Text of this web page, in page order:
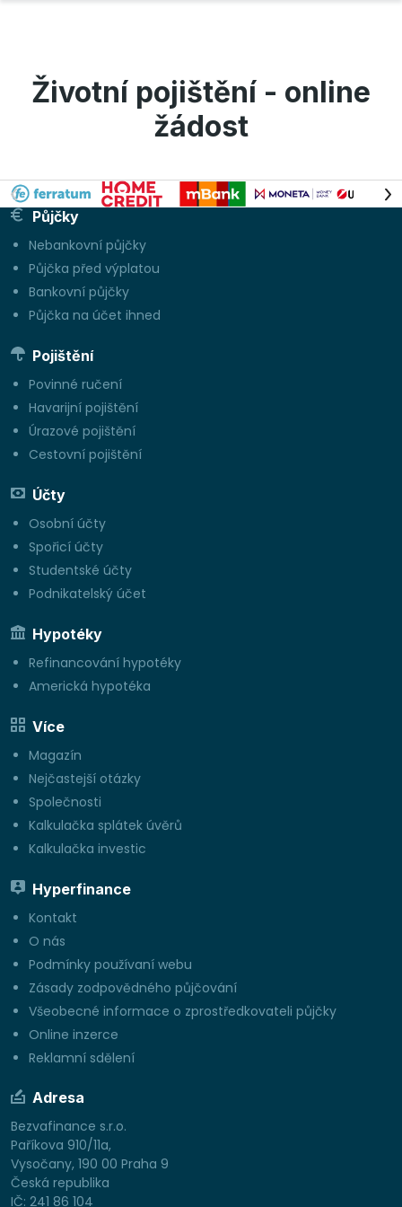
Životní pojištění - online
žádost
Půjčky
Nebankovní půjčky
Půjčka před výplatou
Bankovní půjčky
Půjčka na účet ihned
Pojištění
Povinné ručení
Havarijní pojištění
Úrazové pojištění
Cestovní pojištění
Účty
Osobní účty
Spořicí účty
Studentské účty
Podnikatelský účet
Hypotéky
Refinancování hypotéky
Americká hypotéka
Více
Magazín
Nejčastejší otázky
Společnosti
Kalkulačka splátek úvěrů
Kalkulačka investic
Hyperfinance
Kontakt
O nás
Podmínky používaní webu
Zásady zodpovědného půjčování
Všeobecné informace o zprostředkovateli půjčky
Online inzerce
Reklamní sdělení
Adresa
Bezvafinance s.r.o.
Paříkova 910/11a,
Vysočany, 190 00 Praha 9
Česká republika
IČ: 241 86 104